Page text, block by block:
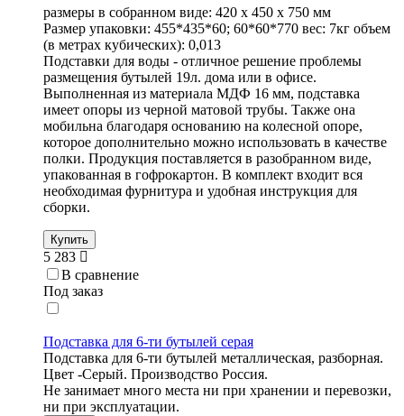
размеры в собранном виде: 420 х 450 х 750 мм
Размер упаковки: 455*435*60; 60*60*770 вес: 7кг объем
(в метрах кубических): 0,013
Подставки для воды - отличное решение проблемы
размещения бутылей 19л. дома или в офисе.
Выполненная из материала МДФ 16 мм, подставка
имеет опоры из черной матовой трубы. Также она
мобильна благодаря основанию на колесной опоре,
которое дополнительно можно использовать в качестве
полки. Продукция поставляется в разобранном виде,
упакованная в гофрокартон. В комплект входит вся
необходимая фурнитура и удобная инструкция для
сборки.
Купить
5 283
В сравнение
Под заказ
Подставка для 6-ти бутылей серая
Подставка для 6-ти бутылей металлическая, разборная.
Цвет -Серый. Производство Россия.
Не занимает много места ни при хранении и перевозки,
ни при эксплуатации.